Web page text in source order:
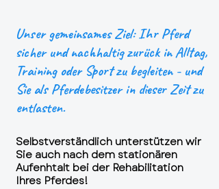
Unser gemeinsames Ziel: Ihr Pferd
sicher und nachhaltig zurück in Alltag,
Training oder Sport zu begleiten - und
Sie als Pferdebesitzer in dieser Zeit zu
entlasten.
Selbstverständlich unterstützen wir
Sie auch nach dem stationären
Aufenhtalt bei der Rehabilitation
Ihres Pferdes!